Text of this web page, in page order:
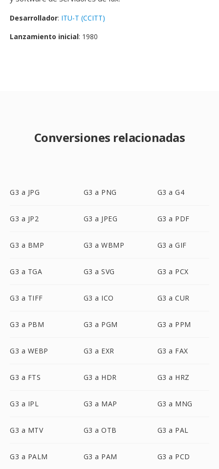
Desarrollador: ITU-T (CCITT)
Lanzamiento inicial: 1980
Conversiones relacionadas
G3 a JPG G3 a PNG G3 a G4
G3 a JP2 G3 a JPEG G3 a PDF
G3 a BMP G3 a WBMP G3 a GIF
G3 a TGA G3 a SVG G3 a PCX
G3 a TIFF G3 a ICO G3 a CUR
G3 a PBM G3 a PGM G3 a PPM
G3 a WEBP G3 a EXR G3 a FAX
G3 a FTS G3 a HDR G3 a HRZ
G3 a IPL G3 a MAP G3 a MNG
G3 a MTV G3 a OTB G3 a PAL
G3 a PALM G3 a PAM G3 a PCD